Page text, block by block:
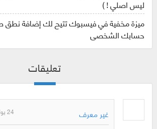
ليس اصلي ! )
ميزة مخفية في فيسبوك تتيح لك إضافة
حسابك الشخصي
تعليقات
غير معرف 24 يوليو 2015 في 2:01 م